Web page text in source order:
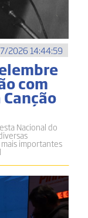
2026 14:44:59
com
Nacional do
importantes